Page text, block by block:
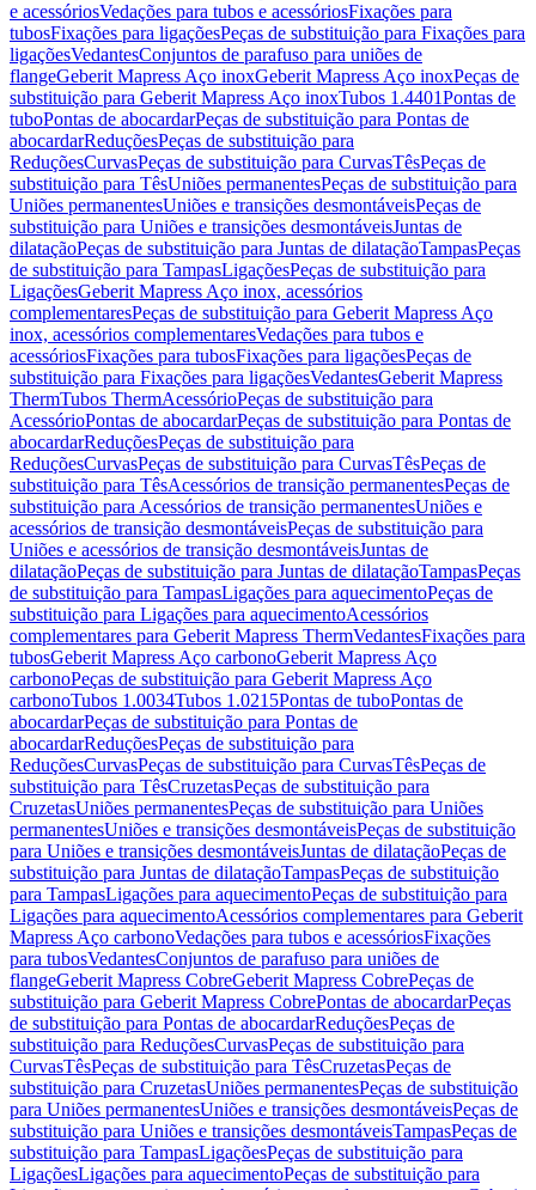
e acessóriosVedações para tubos e acessóriosFixações para
tubosFixações para ligaçõesPeças de substituição para Fixações para
ligaçõesVedantesConjuntos de parafuso para uniões de
flangeGeberit Mapress Aço inoxGeberit Mapress Aço inoxPeças de
substituição para Geberit Mapress Aço inoxTubos 1.4401Pontas de
tuboPontas de abocardarPeças de substituição para Pontas de
abocardarReduçõesPeças de substituição para
ReduçõesCurvasPeças de substituição para CurvasTêsPeças de
substituição para TêsUniões permanentesPeças de substituição para
Uniões permanentesUniões e transições desmontáveisPeças de
substituição para Uniões e transições desmontáveisJuntas de
dilataçãoPeças de substituição para Juntas de dilataçãoTampasPeças
de substituição para TampasLigaçõesPeças de substituição para
LigaçõesGeberit Mapress Aço inox, acessórios
complementaresPeças de substituição para Geberit Mapress Aço
inox, acessórios complementaresVedações para tubos e
acessóriosFixações para tubosFixações para ligaçõesPeças de
substituição para Fixações para ligaçõesVedantesGeberit Mapress
ThermTubos ThermAcessórioPeças de substituição para
AcessórioPontas de abocardarPeças de substituição para Pontas de
abocardarReduçõesPeças de substituição para
ReduçõesCurvasPeças de substituição para CurvasTêsPeças de
substituição para TêsAcessórios de transição permanentesPeças de
substituição para Acessórios de transição permanentesUniões e
acessórios de transição desmontáveisPeças de substituição para
Uniões e acessórios de transição desmontáveisJuntas de
dilataçãoPeças de substituição para Juntas de dilataçãoTampasPeças
de substituição para TampasLigações para aquecimentoPeças de
substituição para Ligações para aquecimentoAcessórios
complementares para Geberit Mapress ThermVedantesFixações para
tubosGeberit Mapress Aço carbonoGeberit Mapress Aço
carbonoPeças de substituição para Geberit Mapress Aço
carbonoTubos 1.0034Tubos 1.0215Pontas de tuboPontas de
abocardarPeças de substituição para Pontas de
abocardarReduçõesPeças de substituição para
ReduçõesCurvasPeças de substituição para CurvasTêsPeças de
substituição para TêsCruzetasPeças de substituição para
CruzetasUniões permanentesPeças de substituição para Uniões
permanentesUniões e transições desmontáveisPeças de substituição
para Uniões e transições desmontáveisJuntas de dilataçãoPeças de
substituição para Juntas de dilataçãoTampasPeças de substituição
para TampasLigações para aquecimentoPeças de substituição para
Ligações para aquecimentoAcessórios complementares para Geberit
Mapress Aço carbonoVedações para tubos e acessóriosFixações
para tubosVedantesConjuntos de parafuso para uniões de
flangeGeberit Mapress CobreGeberit Mapress CobrePeças de
substituição para Geberit Mapress CobrePontas de abocardarPeças
de substituição para Pontas de abocardarReduçõesPeças de
substituição para ReduçõesCurvasPeças de substituição para
CurvasTêsPeças de substituição para TêsCruzetasPeças de
substituição para CruzetasUniões permanentesPeças de substituição
para Uniões permanentesUniões e transições desmontáveisPeças de
substituição para Uniões e transições desmontáveisTampasPeças de
substituição para TampasLigaçõesPeças de substituição para
LigaçõesLigações para aquecimentoPeças de substituição para